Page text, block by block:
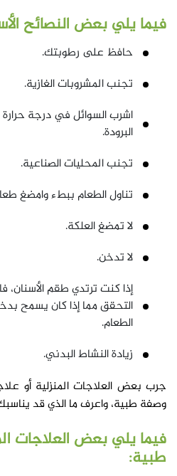
فيما يلي بعض النصائح
حافظ على رطوبتك.
تجنب المشروبات الغازية.
اشرب السوائل في درجة حرارة
البرودة.
تجنب المحليات الصناعية.
تناول الطعام ببطء وامضغ
لا تمضغ العلكة.
لا تدخن.
إذا كنت ترتدي طقم
التحقق مما إذا كان يسمح
الطعام.
زيادة النشاط البدني.
جرب بعض العلاجات المنزلية أو
وصفة طبية، واعرف ما الذي قد
فيما يلي بعض العلاجات
طبية: